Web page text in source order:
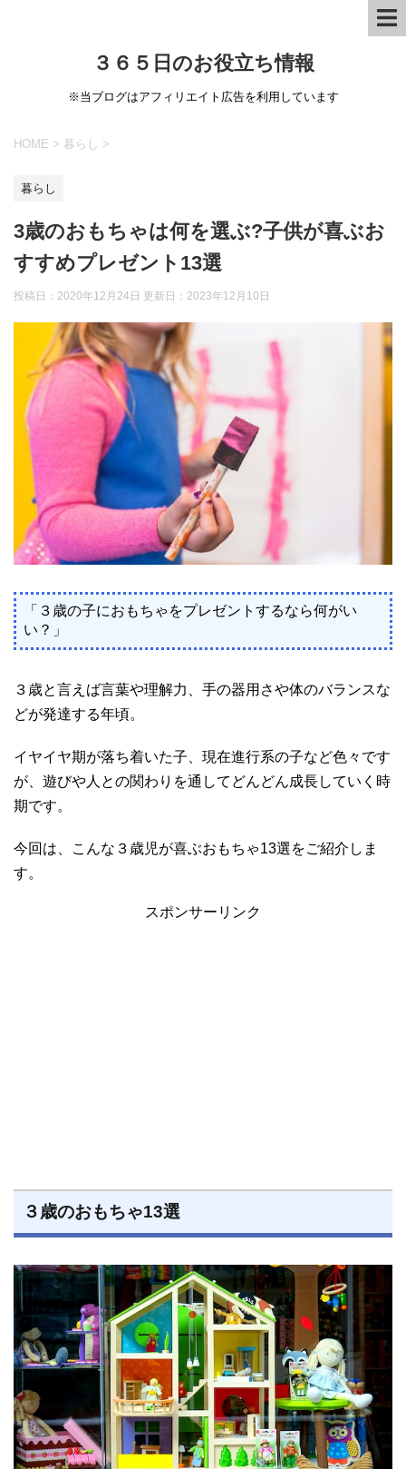
３６５日のお役立ち情報
※当ブログはアフィリエイト広告を利用しています
HOME > 暮らし >
暮らし
3歳のおもちゃは何を選ぶ?子供が喜ぶお
すすめプレゼント13選
投稿日：2020年12月24日 更新日： 2023年12月10日
「３歳の子におもちゃをプレゼントするなら何がい
い？」
３歳と言えば言葉や理解力、手の器用さや体のバランスな
どが発達する年頃。
イヤイヤ期が落ち着いた子、現在進行系の子など色々です
が、遊びや人との関わりを通してどんどん成長していく時
期です。
今回は、こんな３歳児が喜ぶおもちゃ13選をご紹介しま
す。
スポンサーリンク
３歳のおもちゃ13選